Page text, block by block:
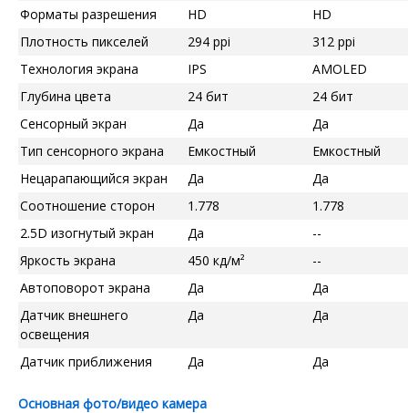
Форматы разрешения HD
HD
Плотность пикселей
294 ppi
312 ppi
Технология экрана
IPS
AMOLED
Глубина цвета
24 бит
24 бит
Сенсорный экран
Да
Да
Тип сенсорного экрана
Емкостный
Емкостный
Нецарапающийся экран
Да
Да
Соотношение сторон
1.778
1.778
2.5D изогнутый экран
Да
--
Яркость экрана
450 кд/м²
--
Автоповорот экрана
Да
Да
Датчик внешнего
освещения
Да Да
Датчик приближения Да Да
Основная фото/видео камера